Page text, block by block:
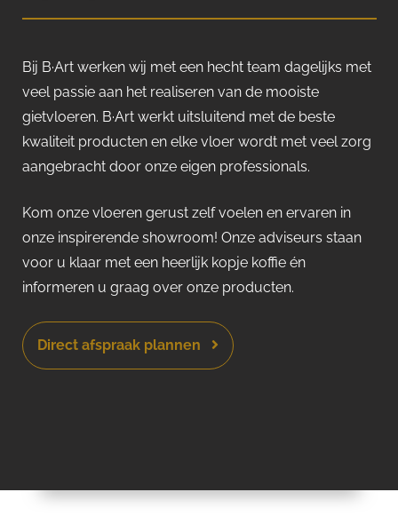
Bij B·Art werken wij met een hecht team dagelijks met
veel passie aan het realiseren van de mooiste
gietvloeren. B·Art werkt uitsluitend met de beste
kwaliteit producten en elke vloer wordt met veel zorg
aangebracht door onze eigen professionals.
Kom onze vloeren gerust zelf voelen en ervaren in
onze inspirerende showroom! Onze adviseurs staan
voor u klaar met een heerlijk kopje koffie én
informeren u graag over onze producten.
Direct afspraak plannen